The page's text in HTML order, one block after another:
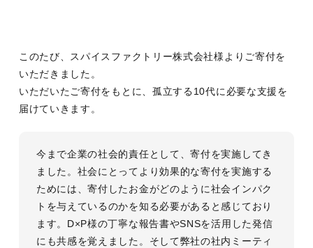
このたび、スパイスファクトリー株式会社様よりご寄付を
いただきました。
いただいたご寄付をもとに、孤立する10代に必要な支援を
届けていきます。
今まで企業の社会的責任として、寄付を実施してき
ました。社会にとってより効果的な寄付を実施する
ためには、寄付したお金がどのように社会インパク
トを与えているのかを知る必要があると感じており
ます。D×P様の丁寧な報告書やSNSを活用した発信
にも共感を覚えました。そして弊社の社内ミーティ